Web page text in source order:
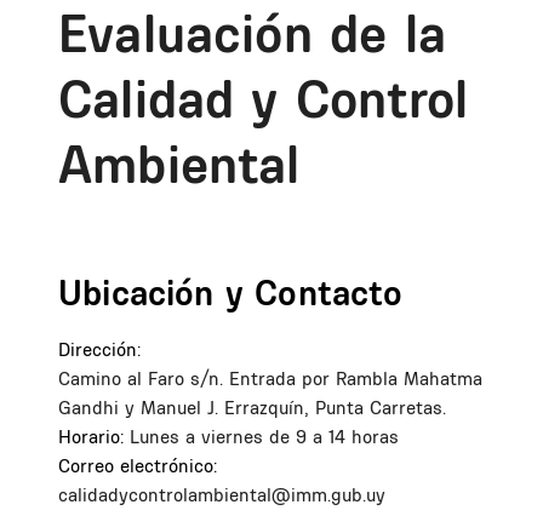
Evaluación de la
Calidad y Control
Ambiental
Ubicación y Contacto
Dirección:
Camino al Faro s/n. Entrada por Rambla Mahatma
Gandhi y Manuel J. Errazquín, Punta Carretas.
Horario: Lunes a viernes de 9 a 14 horas
Correo electrónico:
calidadycontrolambiental@imm.gub.uy